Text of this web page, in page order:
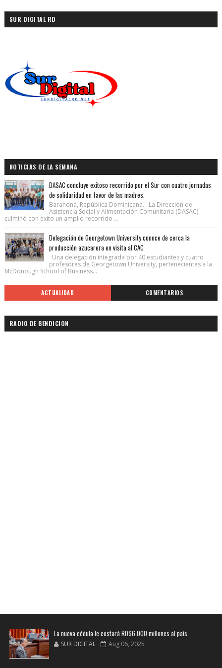
SUR DIGITAL RD
NOTICIAS DE LA SEMANA
DASAC concluye exitoso recorrido por el Sur con cuatro jornadas
de solidaridad en favor de las madres.
Barahona, República Dominicana.– La Dirección de
Asistencia Social y Alimentación Comunitaria (DASAC)
culminó con éxito un amplio recorrido ...
Delegación de Georgetown University conoce de cerca la
producción azucarera en visita al CAC
Una delegación integrada por 40 estudiantes y cuatro
profesores de Georgetown University, pertenecientes a la
McDonough School of Business...
ACTUALIDAD COMENTARIOS
RADIO DE BENDICION
La nueva cédula le costará RD$6,000 millones al país
SUR DIGITAL Aug 06, 2025